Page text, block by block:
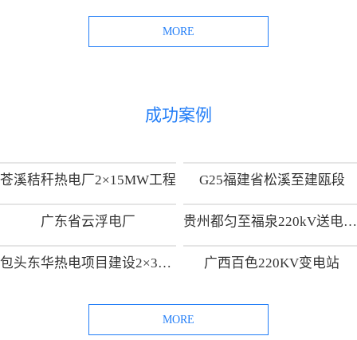
MORE
成功案例
苍溪秸秆热电厂2×15MW工程 G25福建省松溪至建瓯段
广东省云浮电厂 贵州都匀至福泉220kV送电线路工程
包头东华热电项目建设2×300MW热电供热机组项目 广西百色220KV变电站
MORE